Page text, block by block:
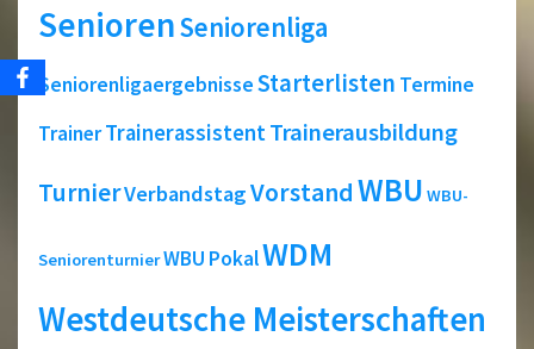
SeniorenSeniorenliga
SeniorenligaergebnisseStarterlisten Termine
TrainerTrainerassistent Trainerausbildung
TurnierVerbandstagVorstandWBU WBU-
SeniorenturnierWBU PokalWDM
Westdeutsche Meisterschaften